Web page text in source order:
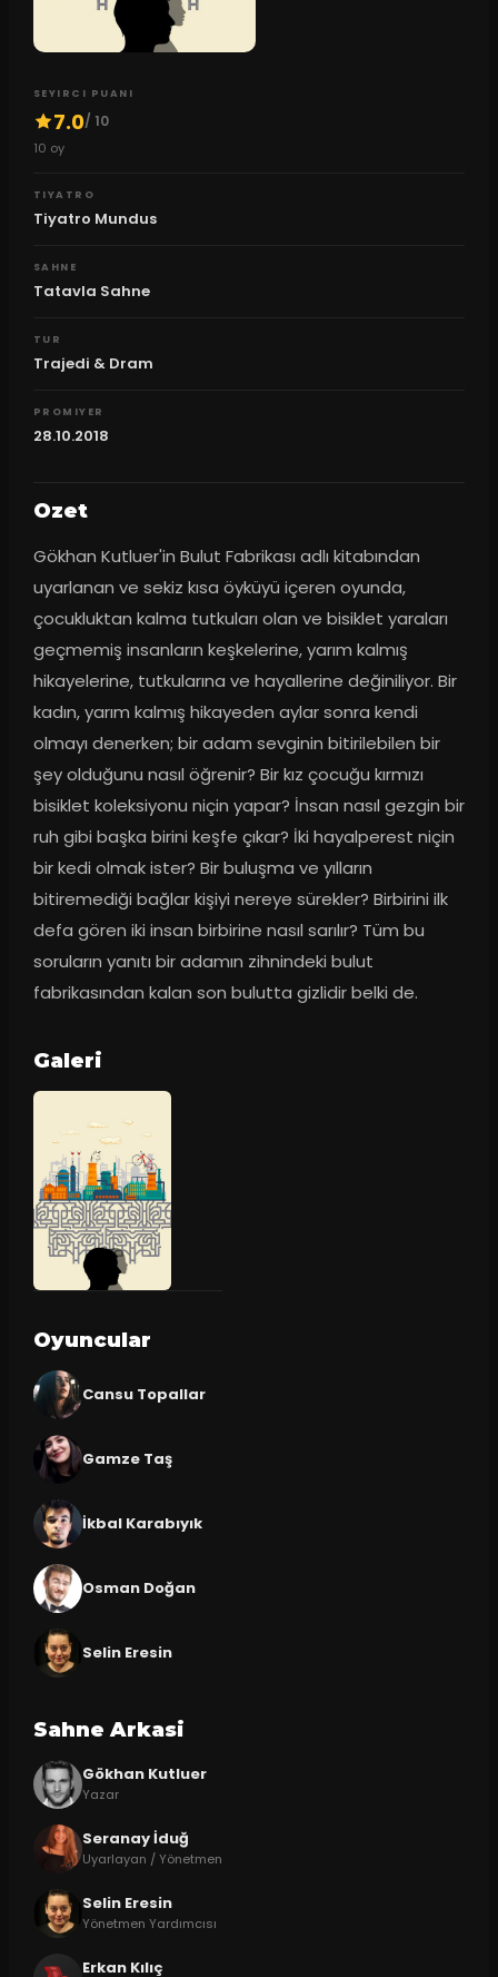
SEYIRCI PUANI
7.0/ 10
10 oy
TIYATRO
Tiyatro Mundus
SAHNE
Tatavla Sahne
TUR
Trajedi & Dram
PROMIYER
28.10.2018
Ozet
Gökhan Kutluer'in Bulut Fabrikası adlı kitabından
uyarlanan ve sekiz kısa öyküyü içeren oyunda,
çocukluktan kalma tutkuları olan ve bisiklet yaraları
geçmemiş insanların keşkelerine, yarım kalmış
hikayelerine, tutkularına ve hayallerine değiniliyor. Bir
kadın, yarım kalmış hikayeden aylar sonra kendi
olmayı denerken; bir adam sevginin bitirilebilen bir
şey olduğunu nasıl öğrenir? Bir kız çocuğu kırmızı
bisiklet koleksiyonu niçin yapar? İnsan nasıl gezgin bir
ruh gibi başka birini keşfe çıkar? İki hayalperest niçin
bir kedi olmak ister? Bir buluşma ve yılların
bitiremediği bağlar kişiyi nereye sürekler? Birbirini ilk
defa gören iki insan birbirine nasıl sarılır? Tüm bu
soruların yanıtı bir adamın zihnindeki bulut
fabrikasından kalan son bulutta gizlidir belki de.
Galeri
Oyuncular
Cansu Topallar
Gamze Taş
İkbal Karabıyık
Osman Doğan
Selin Eresin
Sahne Arkasi
Gökhan Kutluer
Yazar
Seranay İduğ
Uyarlayan / Yönetmen
Selin Eresin
Yönetmen Yardımcısı
Erkan Kılıç